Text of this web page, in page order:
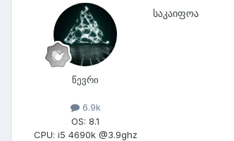
წევრი
6.9k
OS: 8.1
CPU: i5 4690k @3.9ghz
საკაიფოა